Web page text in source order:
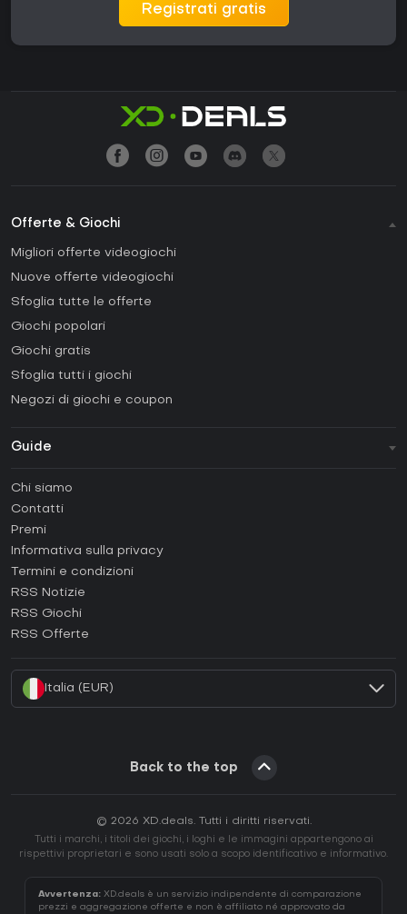
Registrati gratis
Offerte & Giochi
Migliori offerte videogiochi
Nuove offerte videogiochi
Sfoglia tutte le offerte
Giochi popolari
Giochi gratis
Sfoglia tutti i giochi
Negozi di giochi e coupon
Guide
Come attivare una Steam CD Key?
Come attivare una Epic Games CD Key?
Come attivare una GOG CD Key?
Come attivare una Ubisoft Connect CD Key?
Chi siamo
Contatti
Premi
Informativa sulla privacy
Termini e condizioni
RSS Notizie
RSS Giochi
RSS Offerte
Italia (EUR)
Back to the top
© 2026 XD.deals. Tutti i diritti riservati.
Tutti i marchi, i titoli dei giochi, i loghi e le immagini appartengono ai
rispettivi proprietari e sono usati solo a scopo identificativo e informativo.
Avvertenza: XD.deals è un servizio indipendente di comparazione
prezzi e aggregazione offerte e non è affiliato né approvato da